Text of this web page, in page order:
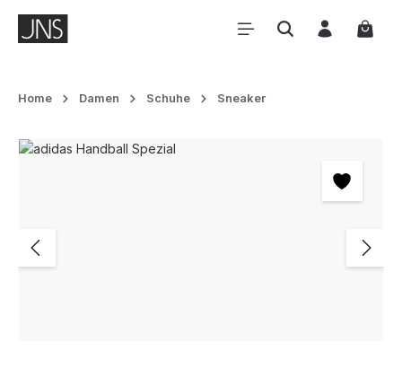
Zum Hauptinhalt springen
Home Damen Schuhe Sneaker
Bildergalerie überspringen